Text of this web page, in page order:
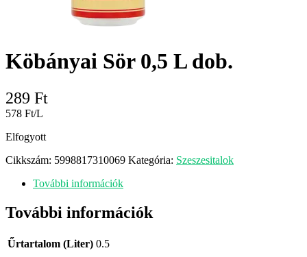
Köbányai Sör 0,5 L dob.
289 Ft
578 Ft/L
Elfogyott
Cikkszám: 5998817310069 Kategória: Szeszesitalok
További információk
További információk
Űrtartalom (Liter) 0.5